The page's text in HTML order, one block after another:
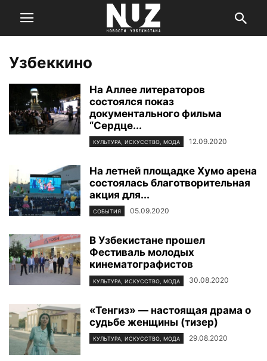
Узбеккино
На Аллее литераторов
состоялся показ
документального фильма
“Сердце...
КУЛЬТУРА, ИСКУССТВО, МОДА 12.09.2020
На летней площадке Хумо арена
состоялась благотворительная
акция для...
СОБЫТИЯ 05.09.2020
В Узбекистане прошел
Фестиваль молодых
кинематографистов
КУЛЬТУРА, ИСКУССТВО, МОДА 30.08.2020
«Тенгиз» — настоящая драма о
судьбе женщины (тизер)
КУЛЬТУРА, ИСКУССТВО, МОДА 29.08.2020